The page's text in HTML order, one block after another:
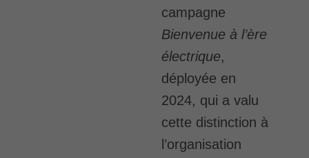
campagne
Bienvenue à l’ère
électrique,
déployée en
2024, qui a valu
cette distinction à
l’organisation